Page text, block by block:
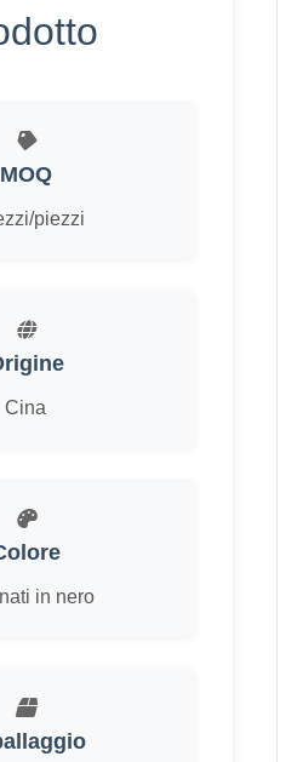
MOQ
piezzi
Cina
in nero